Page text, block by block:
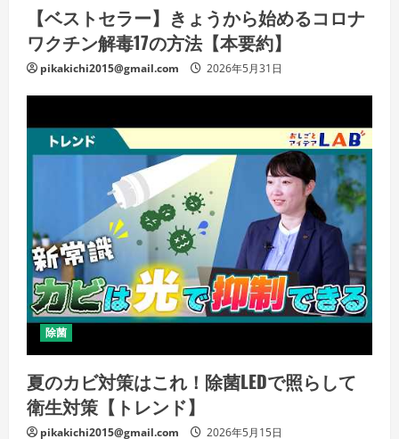
【ベストセラー】きょうから始めるコロナ
ワクチン解毒17の方法【本要約】
pikakichi2015@gmail.com 2026年5月31日
除菌
夏のカビ対策はこれ！除菌LEDで照らして
衛生対策【トレンド】
pikakichi2015@gmail.com 2026年5月15日